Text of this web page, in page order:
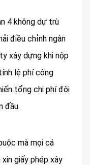
4 không dự trù
điều chỉnh ngân
xây dựng khi nộp
lệ phí công
tổng chi phí đội
đầu.
mà mọi cá
xin giấy phép xây